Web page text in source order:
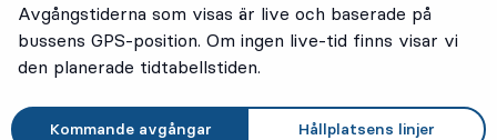
Avgångstiderna som visas är live och baserade på
bussens GPS-position. Om ingen live-tid finns visar vi
den planerade tidtabellstiden.
Kommande avgångar Hållplatsens linjer